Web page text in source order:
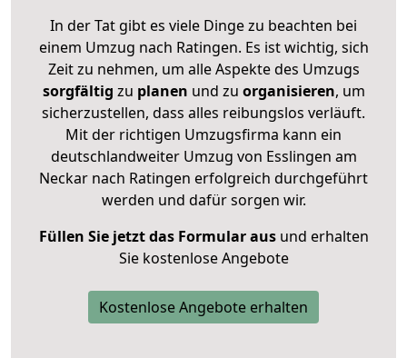
In der Tat gibt es viele Dinge zu beachten bei
einem Umzug nach Ratingen. Es ist wichtig, sich
Zeit zu nehmen, um alle Aspekte des Umzugs
sorgfältig zu planen und zu organisieren, um
sicherzustellen, dass alles reibungslos verläuft.
Mit der richtigen Umzugsfirma kann ein
deutschlandweiter Umzug von Esslingen am
Neckar nach Ratingen erfolgreich durchgeführt
werden und dafür sorgen wir.
Füllen Sie jetzt das Formular ausund erhalten
Sie kostenlose Angebote
Kostenlose Angebote erhalten